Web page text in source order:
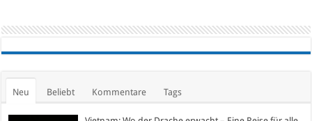
Neu Beliebt Kommentare Tags